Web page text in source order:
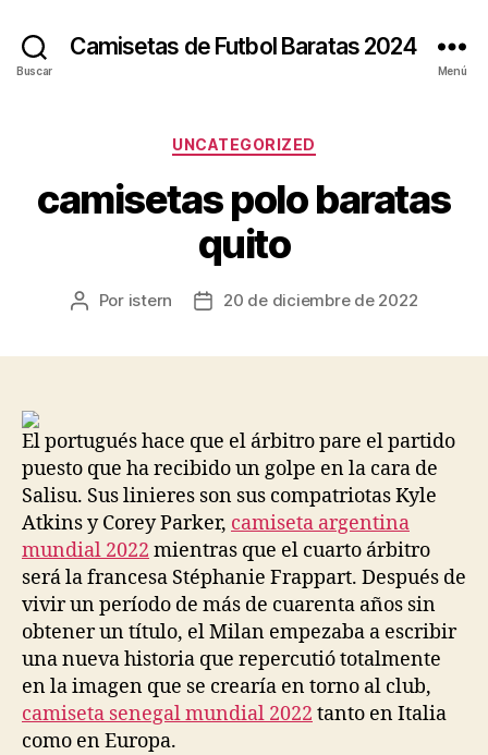
Buscar
Camisetas de Futbol Baratas 2024
Menú
Categorías
UNCATEGORIZED
camisetas polo baratas
quito
Autor
Por istern
Fecha20 de diciembre de 2022
El portugués hace que el árbitro pare el partido
puesto que ha recibido un golpe en la cara de
Salisu. Sus linieres son sus compatriotas Kyle
Atkins y Corey Parker, camiseta argentina
mundial 2022 mientras que el cuarto árbitro
será la francesa Stéphanie Frappart. Después de
vivir un período de más de cuarenta años sin
obtener un título, el Milan empezaba a escribir
una nueva historia que repercutió totalmente
en la imagen que se crearía en torno al club,
camiseta senegal mundial 2022 tanto en Italia
como en Europa.